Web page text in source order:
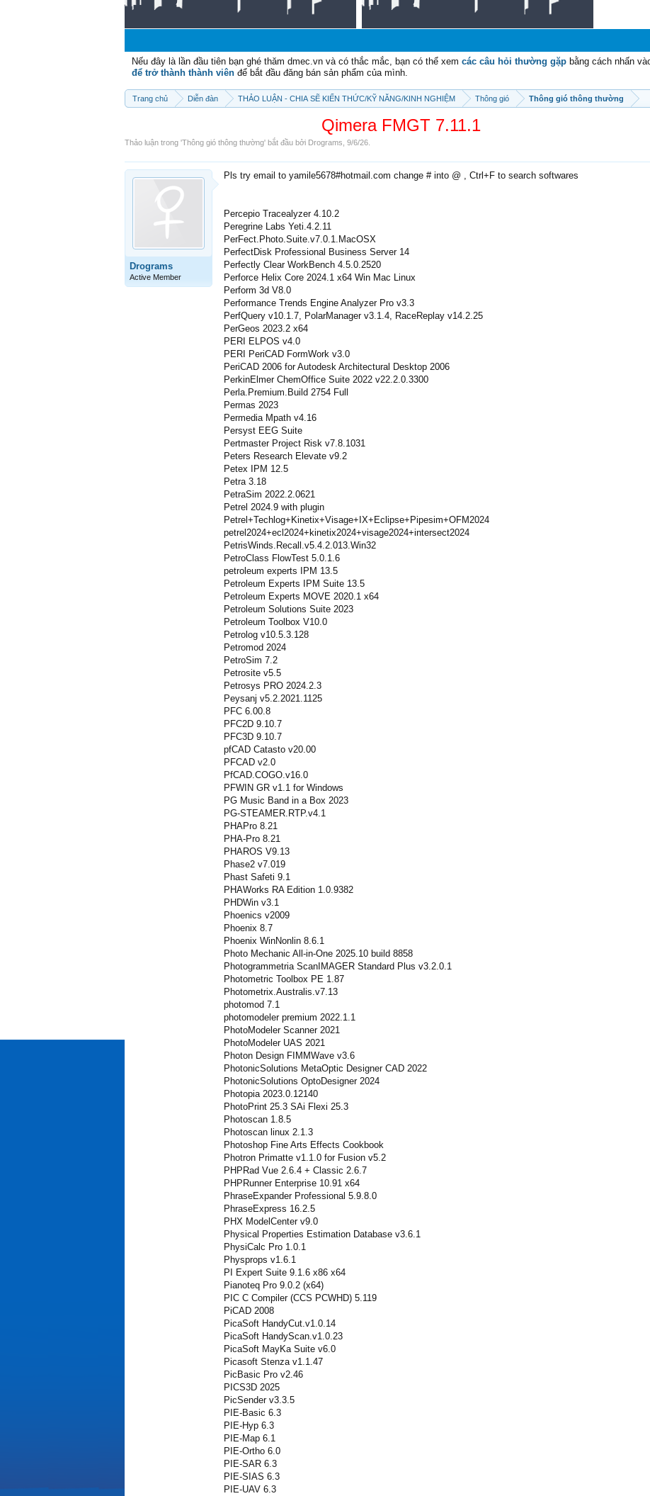
Nếu đây là lần đầu tiên bạn ghé thăm dmec.vn và có thắc mắc, bạn có thể xem các câu hỏi thường gặp bằng cách nhấn
để trở thành thành viên để bắt đầu đăng bán sản phẩm của mình.
Trang chủ Diễn đàn THẢO LUẬN - CHIA SẼ KIẾN THỨC/KỸ NĂNG/KINH NGHIỆM Thông gió Thông gió thông thường
Qimera FMGT 7.11.1
Thảo luận trong 'Thông gió thông thường' bắt đầu bởi Drograms 9/6/26
Drograms
Active Member
Pls try email to yamile5678#hotmail.com change # into @ , Ctrl+F to search softwares
Percepio Tracealyzer 4.10.2
Peregrine Labs Yeti.4.2.11
PerFect.Photo.Suite.v7.0.1.MacOSX
PerfectDisk Professional Business Server 14
Perfectly Clear WorkBench 4.5.0.2520
Perforce Helix Core 2024.1 x64 Win Mac Linux
Perform 3d V8.0
Performance Trends Engine Analyzer Pro v3.3
PerfQuery v10.1.7, PolarManager v3.1.4, RaceReplay v14.2.25
PerGeos 2023.2 x64
PERI ELPOS v4.0
PERI PeriCAD FormWork v3.0
PeriCAD 2006 for Autodesk Architectural Desktop 2006
PerkinElmer ChemOffice Suite 2022 v22.2.0.3300
Perla.Premium.Build 2754 Full
Permas 2023
Permedia Mpath v4.16
Persyst EEG Suite
Pertmaster Project Risk v7.8.1031
Peters Research Elevate v9.2
Petex IPM 12.5
Petra 3.18
PetraSim 2022.2.0621
Petrel 2024.9 with plugin
Petrel+Techlog+Kinetix+Visage+IX+Eclipse+Pipesim+OFM2024
petrel2024+ecl2024+kinetix2024+visage2024+intersect2024
PetrisWinds.Recall.v5.4.2.013.Win32
PetroClass FlowTest 5.0.1.6
petroleum experts IPM 13.5
Petroleum Experts IPM Suite 13.5
Petroleum Experts MOVE 2020.1 x64
Petroleum Solutions Suite 2023
Petroleum Toolbox V10.0
Petrolog v10.5.3.128
Petromod 2024
PetroSim 7.2
Petrosite v5.5
Petrosys PRO 2024.2.3
Peysanj v5.2.2021.1125
PFC 6.00.8
PFC2D 9.10.7
PFC3D 9.10.7
pfCAD Catasto v20.00
PFCAD v2.0
PfCAD.COGO.v16.0
PFWIN GR v1.1 for Windows
PG Music Band in a Box 2023
PG-STEAMER.RTP.v4.1
PHAPro 8.21
PHA-Pro 8.21
PHAROS V9.13
Phase2 v7.019
Phast Safeti 9.1
PHAWorks RA Edition 1.0.9382
PHDWin v3.1
Phoenics v2009
Phoenix 8.7
Phoenix WinNonlin 8.6.1
Photo Mechanic All-in-One 2025.10 build 8858
Photogrammetria ScanIMAGER Standard Plus v3.2.0.1
Photometric Toolbox PE 1.87
Photometrix.Australis.v7.13
photomod 7.1
photomodeler premium 2022.1.1
PhotoModeler Scanner 2021
PhotoModeler UAS 2021
Photon Design FIMMWave v3.6
PhotonicSolutions MetaOptic Designer CAD 2022
PhotonicSolutions OptoDesigner 2024
Photopia 2023.0.12140
PhotoPrint 25.3 SAi Flexi 25.3
Photoscan 1.8.5
Photoscan linux 2.1.3
Photoshop Fine Arts Effects Cookbook
Photron Primatte v1.1.0 for Fusion v5.2
PHPRad Vue 2.6.4 + Classic 2.6.7
PHPRunner Enterprise 10.91 x64
PhraseExpander Professional 5.9.8.0
PhraseExpress 16.2.5
PHX ModelCenter v9.0
Physical Properties Estimation Database v3.6.1
PhysiCalc Pro 1.0.1
Physprops v1.6.1
PI Expert Suite 9.1.6 x86 x64
Pianoteq Pro 9.0.2 (x64)
PIC C Compiler (CCS PCWHD) 5.119
PiCAD 2008
PicaSoft HandyCut.v1.0.14
PicaSoft HandyScan.v1.0.23
PicaSoft MayKa Suite v6.0
Picasoft Stenza v1.1.47
PicBasic Pro v2.46
PICS3D 2025
PicSender v3.3.5
PIE-Basic 6.3
PIE-Hyp 6.3
PIE-Map 6.1
PIE-Ortho 6.0
PIE-SAR 6.3
PIE-SIAS 6.3
PIE-UAV 6.3